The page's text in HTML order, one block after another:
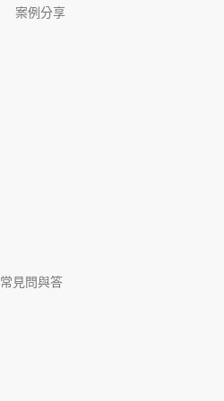
案例分享
常見問與答